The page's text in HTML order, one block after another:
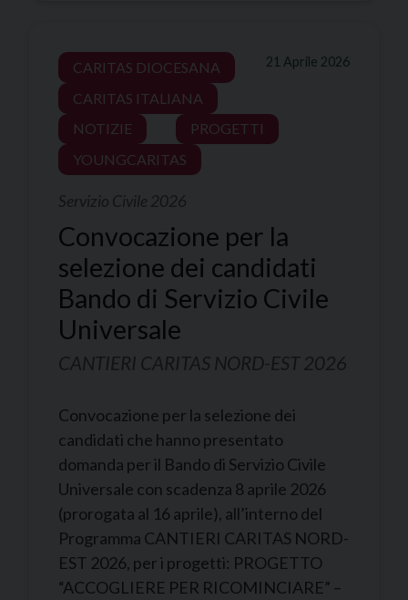
21 Aprile 2026
CARITAS DIOCESANA
CARITAS ITALIANA
NOTIZIE
PROGETTI
YOUNGCARITAS
Servizio Civile 2026
Convocazione per la
selezione dei candidati
Bando di Servizio Civile
Universale
CANTIERI CARITAS NORD-EST 2026
Convocazione per la selezione dei
candidati che hanno presentato
domanda per il Bando di Servizio Civile
Universale con scadenza 8 aprile 2026
(prorogata al 16 aprile), all’interno del
Programma CANTIERI CARITAS NORD-
EST 2026, per i progetti: PROGETTO
“ACCOGLIERE PER RICOMINCIARE” –